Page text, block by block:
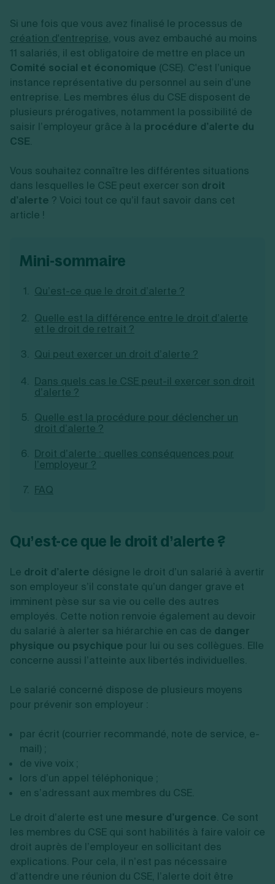
Construction/travaux
Restauration
Commerce
Transport
Autres
Ressources
Simulateur de choix de forme juridique
Calcul de charges sociales
Vérification de la disponibilité du nom d'entreprise
Générateur de mentions légales
Transmission universelle de patrimoine
Augmentation de capital
Réduction de capital
Gérer son entreprise
Gestion comptable
Approbation des comptes
Dépôt de marque
Recherche d'antériorité
Fermer son entreprise
Radiation auto entrepreneur
Mise en sommeil
Toutes les modifications
LMNP
Par métier
Conseil/finance
Vente en ligne
Services aux entreprises
Construction/travaux
Restauration
Commerce
Par fonctionnalité
Logiciel de facturation
Logiciel de comptabilité
Je suis autonome
Découvrez notre cabinet d'expertise
Fiches SAS
Fiches EURL
Fiches SARL
Fiches SCI
Fiches auto-entrepreneur
Fiches association
Toutes les fiches sur la création
Autres démarches
Exercice d’un métier
Recouvrement de factures
Gérer ses salariés
Sélection de fiches pratiques
Création de micro-entreprise
Création d'EURL
Création de SASU
Création de SARL
Création de SAS
Création d'association
Ouverture compte pro
Fermeture d’une entreprise
Si une fois que vous avez finalisé le processus de
création d'entreprise, vous avez embauché au moins
11 salariés, il est obligatoire de mettre en place un
Comité social et économique (CSE). C'est l’unique
instance représentative du personnel au sein d’une
entreprise. Les membres élus du CSE disposent de
plusieurs prérogatives, notamment la possibilité de
saisir l’employeur grâce à la procédure d’alerte du
CSE.
Vous souhaitez connaître les différentes situations
dans lesquelles le CSE peut exercer son droit
d’alerte ? Voici tout ce qu’il faut savoir dans cet
article !
mini-sommaire
Qu’est-ce que le droit d’alerte ?
Quelle est la différence entre le droit d’alerte
et le droit de retrait ?
Qui peut exercer un droit d’alerte ?
Dans quels cas le CSE peut-il exercer son droit
d’alerte ?
Quelle est la procédure pour déclencher un
droit d’alerte ?
Droit d’alerte : quelles conséquences pour
l’employeur ?
FAQ
Qu’est-ce que le droit d’alerte ?
Le droit d’alerte désigne le droit d’un salarié à avertir
son employeur s’il constate qu’un danger grave et
imminent pèse sur sa vie ou celle des autres
employés. Cette notion renvoie également au devoir
du salarié à alerter sa hiérarchie en cas de danger
physique ou psychique pour lui ou ses collègues. Elle
concerne aussi l’atteinte aux libertés individuelles.
Le salarié concerné dispose de plusieurs moyens
pour prévenir son employeur :
par écrit (courrier recommandé, note de service, e-
mail) ;
de vive voix ;
lors d’un appel téléphonique ;
en s’adressant aux membres du CSE.
Le droit d’alerte est une mesure d’urgence. Ce sont
les membres du CSE qui sont habilités à faire valoir ce
droit auprès de l’employeur en sollicitant des
explications. Pour cela, il n’est pas nécessaire
d’attendre une réunion du CSE, l’alerte doit être